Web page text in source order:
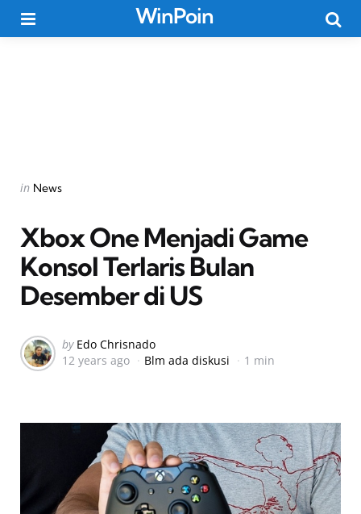
WinPoin
Categories
Posted
in News
Xbox One Menjadi Game
Konsol Terlaris Bulan
Desember di US
Posted
by
by Edo Chrisnado
12 years ago
Blm ada diskusi 1 min